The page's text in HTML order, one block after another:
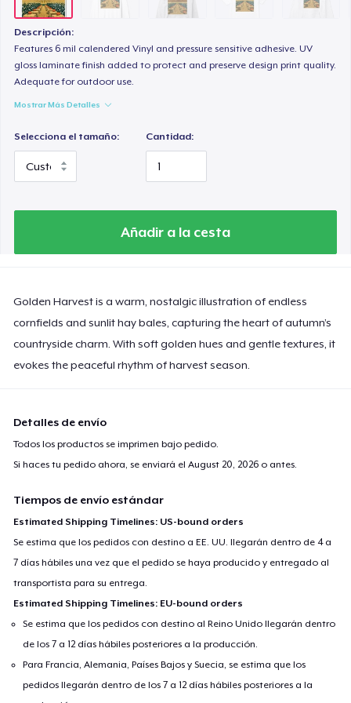
Descripción:
Features 6 mil calendered Vinyl and pressure sensitive adhesive. UV
gloss laminate finish added to protect and preserve design print quality.
Adequate for outdoor use.
Mostrar Más Detalles
Selecciona el tamaño: Cantidad:
Añadir a la cesta
Golden Harvest is a warm, nostalgic illustration of endless
cornfields and sunlit hay bales, capturing the heart of autumn’s
countryside charm. With soft golden hues and gentle textures, it
evokes the peaceful rhythm of harvest season.
Detalles de envío
Todos los productos se imprimen bajo pedido.
Si haces tu pedido ahora, se enviará elAugust 20, 2026 o antes.
Tiempos de envío estándar
Estimated Shipping Timelines: US-bound orders
Se estima que los pedidos con destino a EE. UU. llegarán dentro de 4 a
7 días hábiles una vez que el pedido se haya producido y entregado al
transportista para su entrega.
Estimated Shipping Timelines: EU-bound orders
Se estima que los pedidos con destino al Reino Unido llegarán dentro
de los 7 a 12 días hábiles posteriores a la producción.
Para Francia, Alemania, Países Bajos y Suecia, se estima que los
pedidos llegarán dentro de los 7 a 12 días hábiles posteriores a la
Women's Classic Tee
Tru Transfer Printed Classic Tee
27,99 US$
24,99 US$
Tru Transfer Unisex Crewneck Sweatshirt
Classic Long Sleeve Tee
30,99 US$